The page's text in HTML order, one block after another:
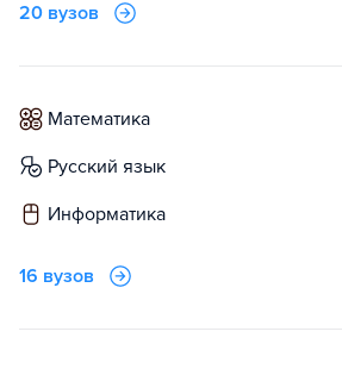
20 вузов
математика
русский язык
информатика
16 вузов